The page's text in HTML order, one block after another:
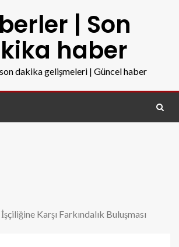
| Son
haber
dakika gelişmeleri | Güncel haber
Karşı Farkındalık Buluşması